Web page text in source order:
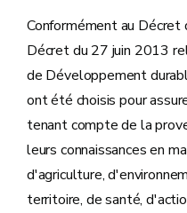
Conformément au
Décret du 27 juin 2013
de Développement
ont été choisis pour
tenant compte de la
leurs connaissances en
d'agriculture,
territoire, de santé,